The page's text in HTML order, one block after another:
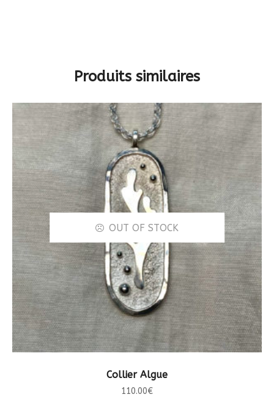
Produits similaires
OUT OF STOCK
LIRE LA SUITE
Collier Algue
110.00€